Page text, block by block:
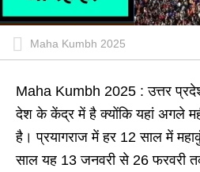
Maha Kumbh 2025
Maha Kumbh 2025 : उत्तर
देश के केंद्र में है क्योंकि यहां अगले
है। प्रयागराज में हर 12 साल में
साल यह 13 जनवरी से 26 फरवरी